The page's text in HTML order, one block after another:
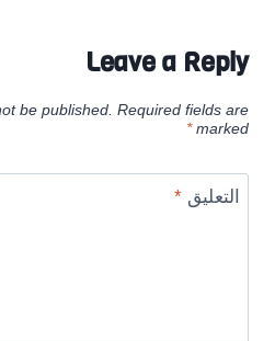
Leave a Reply
be published. Required fields are
marked
*
التعليق*